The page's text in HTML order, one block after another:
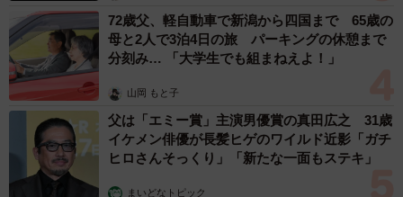
72歳父、軽自動車で新潟から四国まで 65歳の
母と2人で3泊4日の旅 パーキングの休憩まで
分刻み… 「大学生でも組まねえよ！」
山岡 もと子
父は「エミー賞」主演男優賞の真田広之 31歳
イケメン俳優が長髪ヒゲのワイルド近影「ガチ
ヒロさんそっくり」「新たな一面もステキ」
まいどなトピック